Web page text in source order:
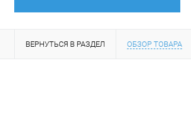
ВЕРНУТЬСЯ В РАЗДЕЛ ОБЗОР ТОВАРА